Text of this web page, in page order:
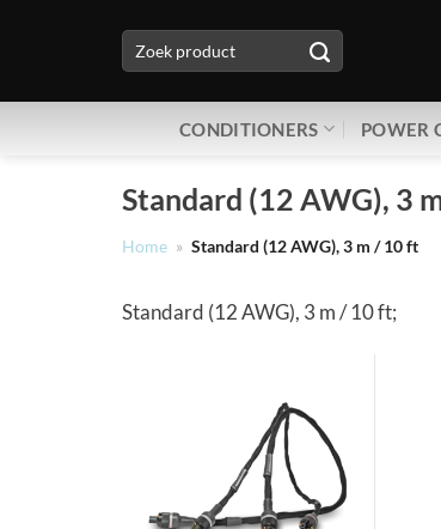
naar:
CONDITIONERS POWER
Standard (12 AWG), 3
Home » Standard (12 AWG), 3 m / 10 ft
Standard (12 AWG), 3 m / 10 ft;